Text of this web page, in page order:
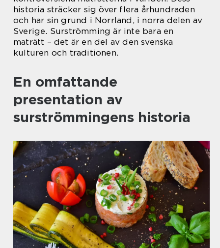
historia sträcker sig över flera århundraden
och har sin grund i Norrland, i norra delen av
Sverige. Surströmming är inte bara en
maträtt – det är en del av den svenska
kulturen och traditionen.
En omfattande
presentation av
surströmmingens historia